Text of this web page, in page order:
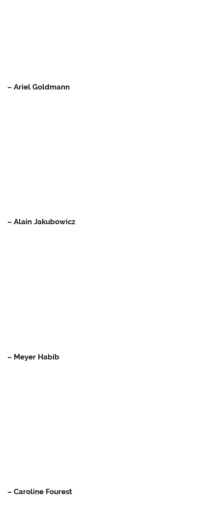
– Ariel Goldmann
– Alain Jakubowicz
– Meyer Habib
– Caroline Fourest